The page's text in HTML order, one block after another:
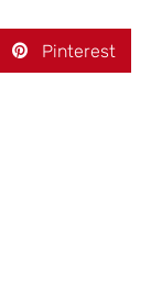
Pinterest